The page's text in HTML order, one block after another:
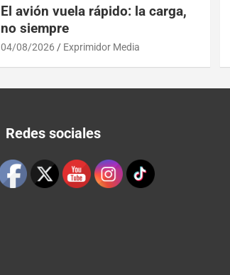
El avión vuela rápido: la carga,
no siempre
04/08/2026 Exprimidor Media
Redes sociales
Set Youtube Channel ID